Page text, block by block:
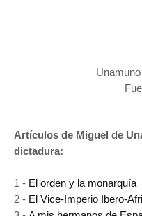
Artículos de Miguel de
dictadura:
1 - El orden y la monarquía
2 - El Vice-Imperio Ibero-